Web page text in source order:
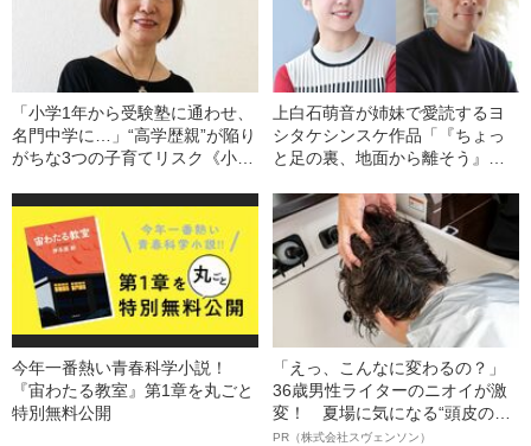
「小学1年から受験塾に通わせ、
名門中学に…」“高学歴親”が陥り
がちな3つの子育てリスク《小児
上白石萌音が姉妹で愛読するヨ
シタケシンスケ作品「『ちょっ
と足の裏、地面から離そう』っ
今年一番熱い青春科学小説！
『宙わたる教室』第1章を丸ごと
特別無料公開
「えっ、こんなに変わるの？」
36歳男性ライターのニオイが激
変！ 夏場に気になる“頭皮のニ
オイ”や“ベタつき”を解消す
PR（株式会社スヴェンソン）